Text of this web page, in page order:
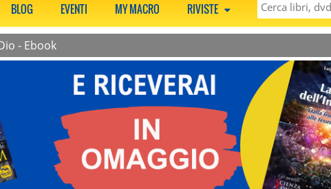
BLOG EVENTI MY MACRO RIVISTE
- Ebook